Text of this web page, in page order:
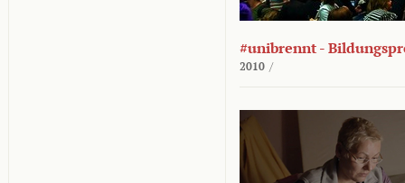
#unibrennt -
2010 /